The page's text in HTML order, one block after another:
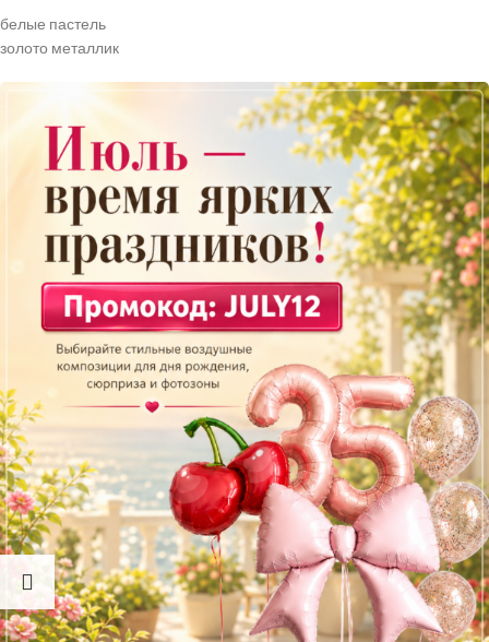
белые пастель
золото металлик